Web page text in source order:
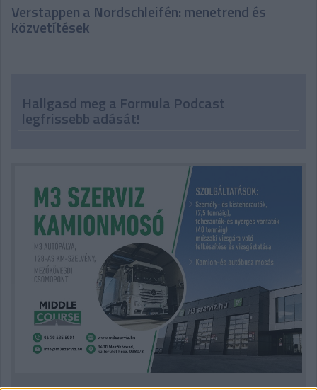
Verstappen a Nordschleifén: menetrend és
közvetítések
Hallgasd meg a Formula Podcast
legfrissebb adását!